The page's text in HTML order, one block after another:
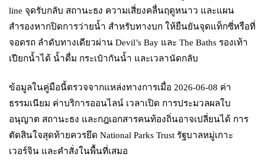
line จุดรับกลับ สถานะธง ความเสี่ยงคลื่นฤดูหนาว และแผน
สำรองหากปิดการว่ายน้ำ สำหรับทางบก ให้ยืนยันจุดแท็กซี่หรือที่
จอดรถ ลำดับทางเดียวผ่าน Devil’s Bay และ The Baths รองเท้า
เปียกน้ำได้ น้ำดื่ม กระเป๋ากันน้ำ และเวลานัดกลับ
ข้อมูลในคู่มือนี้ตรวจจากแหล่งทางการเมื่อ 2026-06-08 ค่า
ธรรมเนียม ค่าบริการออนไลน์ เวลาเปิด การประมวลผลใบ
อนุญาต สถานะธง และกฎเอกสารคนท้องถิ่นอาจเปลี่ยนได้ การ
ตัดสินใจสุดท้ายควรยึด National Parks Trust รัฐบาลหมู่เกาะ
เวอร์จิน และคำสั่งในพื้นที่เสมอ